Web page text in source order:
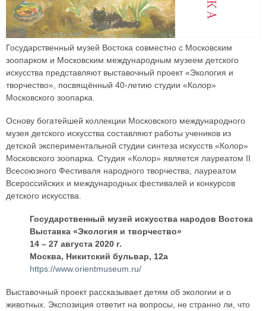
Государственный музей Востока совместно с Московским
зоопарком и Московским международным музеем детского
искусства представляют выставочный проект «Экология и
творчество», посвящённый 40-летию студии «Колор»
Московского зоопарка.
Основу богатейшей коллекции Московского международного
музея детского искусства составляют работы учеников из
детской экспериментальной студии синтеза искусств «Колор»
Московского зоопарка. Студия «Колор» является лауреатом II
Всесоюзного Фестиваля народного творчества, лауреатом
Всероссийских и международных фестивалей и конкурсов
детского искусства.
Государственный музей искусства народов Востока
Выставка «Экология и творчество»
14 – 27 августа 2020 г.
Москва, Никитский бульвар, 12а
https://www.orientmuseum.ru/
Выставочный проект рассказывает детям об экологии и о
животных. Экспозиция ответит на вопросы, не странно ли, что